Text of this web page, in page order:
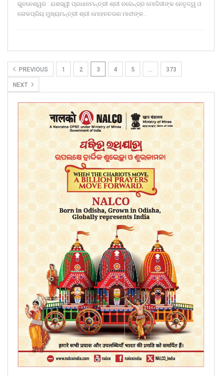
ଭୁବନେଶ୍ୱର : ଯଶସ୍ୱୀ ପ୍ରଧାନମନ୍ତ୍ରୀ ଶ୍ରୀ ନରେନ୍ଦ୍ର ମୋଦିଜୀଙ୍କ ନେତୃତ୍ୱ ଓ
ଲୋକପ୍ରିୟ ମୁଖ୍ୟମନ୍ତ୍ରୀ ଶ୍ରୀ ମୋହନଚରଣ ମାଝୀଙ୍କ…
PREVIOUS 1 2 3 4 5 … 373
NEXT